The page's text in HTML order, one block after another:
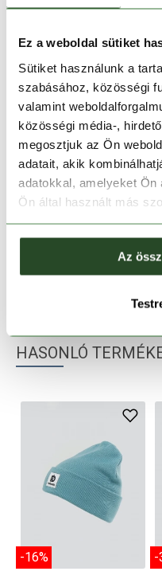
Ez a weboldal sütiket
Sütiket használunk a
szabásához, közösségi
valamint
közösségi média-,
megosztjuk az Ön
adatait, akik
adatokkal, amelyeket
Ön által használt más
Az
TERMÉKLEÍRÁS
TERMÉK
Melyik
30 napos
1-2 munkanapos
HASONLÓ
-16% -